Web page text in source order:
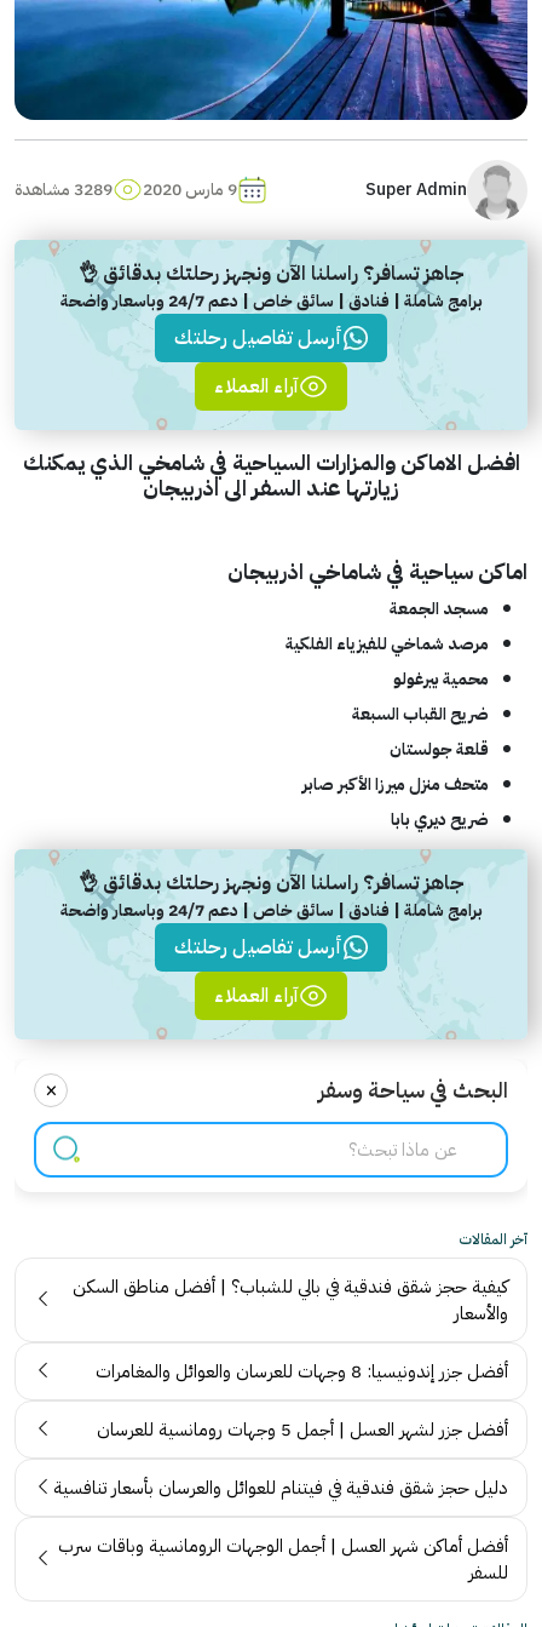
Super Admin 9 مارس 2020 3289 مشاهدة
جاهز تسافر؟ راسلنا الآن ونجهز رحلتك بدقائق 👌
برامج شاملة | فنادق | سائق خاص | دعم 24/7 وباسعار واضحة
أرسل تفاصيل رحلتك
آراء العملاء
افضل الاماكن والمزارات السياحية في شامخي الذي يمكنك
زيارتها عند السفر الى اذربيجان
اماكن سياحية في شاماخي اذربيجان
مسجد الجمعة
مرصد شماخي للفيزياء الفلكية
محمية بيرغولو
ضريح القباب السبعة
قلعة جولستان
متحف منزل ميرزا ​​الأكبر صابر
ضريح ديري بابا
جاهز تسافر؟ راسلنا الآن ونجهز رحلتك بدقائق 👌
برامج شاملة | فنادق | سائق خاص | دعم 24/7 وباسعار واضحة
أرسل تفاصيل رحلتك
آراء العملاء
البحث في سياحة وسفر ×
آخر المقالات
كيفية حجز شقق فندقية في بالي للشباب؟ | أفضل مناطق السكن
والأسعار
أفضل جزر إندونيسيا: 8 وجهات للعرسان والعوائل والمغامرات
أفضل جزر لشهر العسل | أجمل 5 وجهات رومانسية للعرسان
دليل حجز شقق فندقية في فيتنام للعوائل والعرسان بأسعار تنافسية
أفضل أماكن شهر العسل | أجمل الوجهات الرومانسية وباقات سرب
للسفر